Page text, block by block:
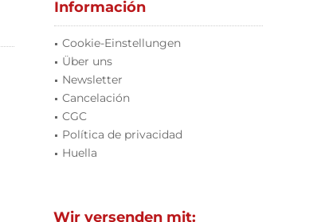
Información
Cookie-Einstellungen
Über uns
Newsletter
Cancelación
CGC
Política de privacidad
Huella
Wir versenden mit: